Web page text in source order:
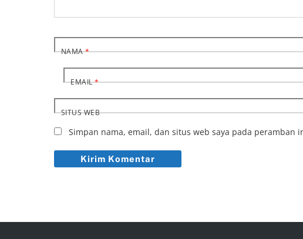
NAMA*
EMAIL*
SITUS WEB
Simpan nama, email, dan situs web saya pada peramban